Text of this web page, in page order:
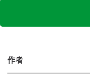
作者